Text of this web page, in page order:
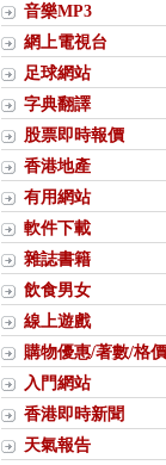
音樂MP3
網上電視台
足球網站
字典翻譯
股票即時報價
香港地產
有用網站
軟件下載
雜誌書籍
飲食男女
線上遊戲
購物優惠/著數/格價
入門網站
香港即時新聞
天氣報告